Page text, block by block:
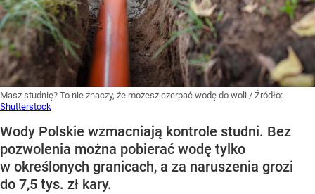
Masz studnię? To nie znaczy, że możesz czerpać wodę do woli / Źródło:
Shutterstock
Wody Polskie wzmacniają kontrole studni. Bez
pozwolenia można pobierać wodę tylko
w określonych granicach, a za naruszenia grozi
do 7,5 tys. zł kary.